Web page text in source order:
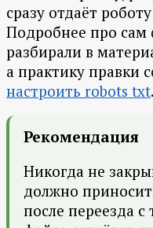
сразу отдаёт
Подробнее про сам
разбирали в
а практику правки
настроить robots txt.
Рекомендация
Никогда не
должно
после переезда с